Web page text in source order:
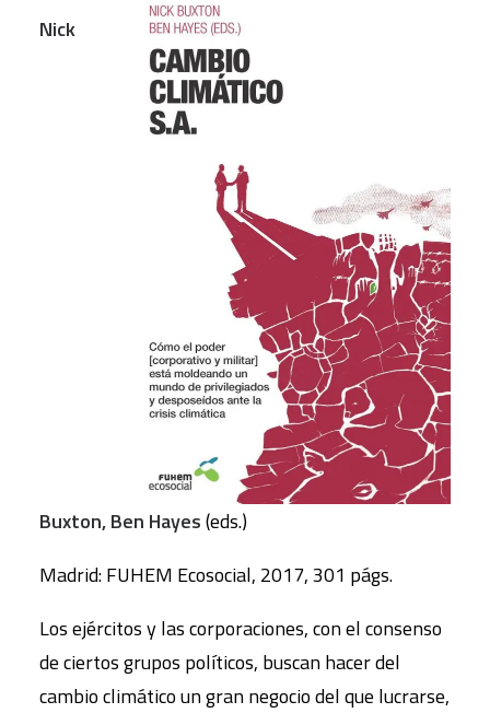
Nick
Buxton, Ben Hayes(eds.)
Madrid: FUHEM Ecosocial, 2017, 301 págs.
Los ejércitos y las corporaciones, con el consenso
de ciertos grupos políticos, buscan hacer del
cambio climático un gran negocio del que lucrarse,